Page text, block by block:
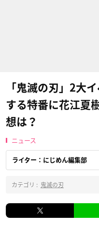
「鬼滅の刃」2大
する特番に花江夏
想は？
ニュース
ライター：にじめん編集部
カテゴリ : 鬼滅の刃